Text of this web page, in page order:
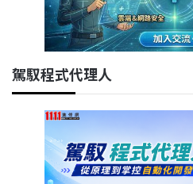
駕馭程式代理人